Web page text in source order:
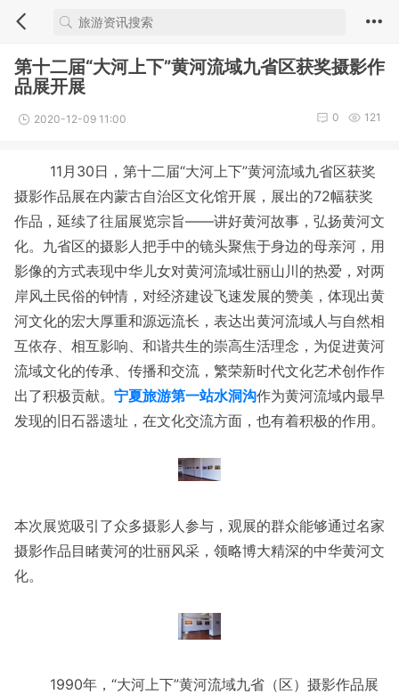
第十二届“大河上下”黄河流域九省区获奖摄影作
品展开展
2020-12-09 11:00 121
0
11月30日，第十二届“大河上下”黄河流域九省区获奖
摄影作品展在内蒙古自治区文化馆开展，展出的72幅获奖
作品，延续了往届展览宗旨——讲好黄河故事，弘扬黄河文
化。九省区的摄影人把手中的镜头聚焦于身边的母亲河，用
影像的方式表现中华儿女对黄河流域壮丽山川的热爱，对两
岸风土民俗的钟情，对经济建设飞速发展的赞美，体现出黄
河文化的宏大厚重和源远流长，表达出黄河流域人与自然相
互依存、相互影响、和谐共生的崇高生活理念，为促进黄河
流域文化的传承、传播和交流，繁荣新时代文化艺术创作作
出了积极贡献。 宁夏旅游第一站水洞沟作为黄河流域内最早
发现的旧石器遗址，在文化交流方面，也有着积极的作用。
本次展览吸引了众多摄影人参与，观展的群众能够通过名家
摄影作品目睹黄河的壮丽风采，领略博大精深的中华黄河文
化。
1990年，“大河上下”黄河流域九省（区）摄影作品展